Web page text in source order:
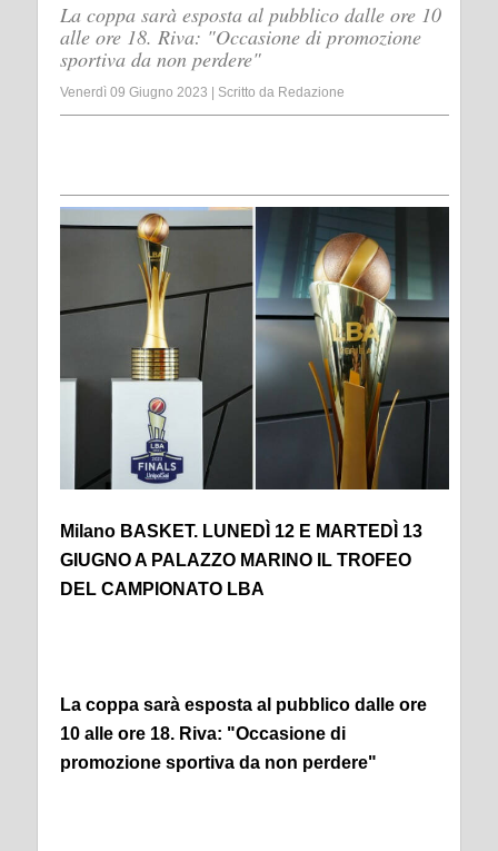
La coppa sarà esposta al pubblico dalle ore 10
alle ore 18. Riva: "Occasione di promozione
sportiva da non perdere"
Venerdì 09 Giugno 2023 Scritto da Redazione
Milano BASKET. LUNEDÌ 12 E MARTEDÌ 13
GIUGNO A PALAZZO MARINO IL TROFEO
DEL CAMPIONATO LBA
La coppa sarà esposta al pubblico dalle ore
10 alle ore 18. Riva: "Occasione di
promozione sportiva da non perdere"